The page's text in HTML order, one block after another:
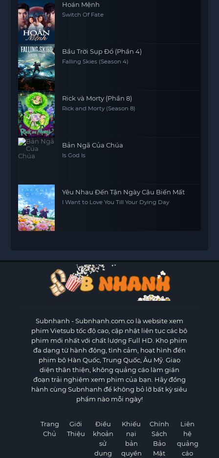
Hoán Mệnh
Switch Of Fate
Bầu Trời Sụp Đổ (Phần 4)
Falling Skies (Season 4)
Rick và Morty (Phần 8)
Rick and Morty (Season 8)
Bản Ngã Của Chúa
Is God Is
Yêu Nhau Đến Tận Ngày Cậu Biến Mất
I Want to Love You Till Your Dying Day
Subnhanh - Subnhanh.com.co là website xem
phim Vietsub tốc độ cao, cập nhật liên tục các bộ
phim mới nhất với chất lượng Full HD. Kho phim
đa dạng từ hành động, tình cảm, hoạt hình đến
phim bộ Hàn Quốc, Trung Quốc, Âu Mỹ. Giao
diện thân thiện, không quảng cáo làm gián
đoạn trải nghiệm xem phim của bạn. Hãy đồng
hành cùng Subnhanh để không bỏ lỡ bất kỳ siêu
phẩm nào mỗi ngày!
Trang
Chủ
Giới
Thiệu
Điều
khoản
sử
dụng
Khiếu
nại
bản
quyền
Chính
Sách
Bảo
Mật
Liên
hệ
quảng
cáo